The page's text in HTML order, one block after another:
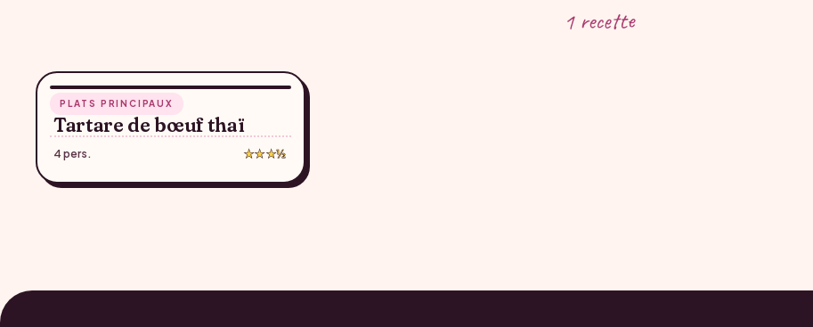
1 recette
PLATS PRINCIPAUX
Tartare de bœuf thaï
4 pers. ★★★½